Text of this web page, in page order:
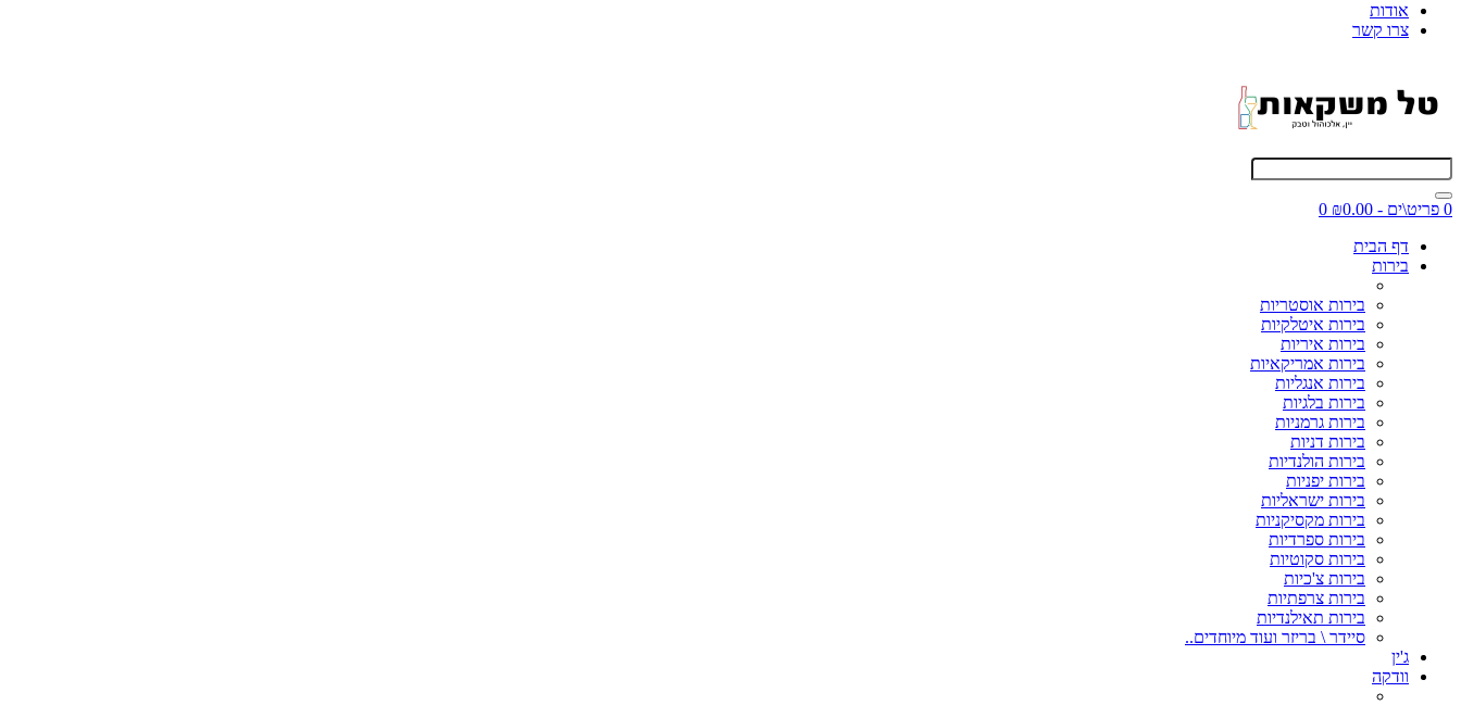
אודות
צרו קשר
0 פריט\ים - ₪0.00
0
דף הבית
בירות
בירות אוסטריות
בירות איטלקיות
בירות איריות
בירות אמריקאיות
בירות אנגליות
בירות בלגיות
בירות גרמניות
בירות דניות
בירות הולנדיות
בירות יפניות
בירות ישראליות
בירות מקסיקניות
בירות ספרדיות
בירות סקוטיות
בירות צ'כיות
בירות צרפתיות
בירות תאילנדיות
סיידר \ בריזר ועוד מיוחדים..
ג'ין
וודקה